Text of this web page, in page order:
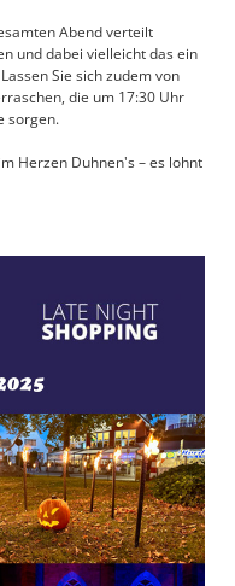
Abend verteilt
und dabei vielleicht das ein
Sie sich zudem von
die um 17:30 Uhr
sorgen.
Herzen Duhnen's – es lohnt